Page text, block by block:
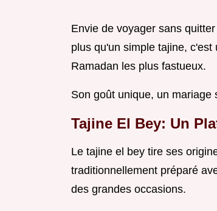
Envie de voyager sans
plus qu'un simple tajine,
Ramadan les plus fastueux.
Son goût unique, un mariage
Tajine El Bey: Un
Le tajine el bey tire ses
traditionnellement préparé
des grandes occasions.